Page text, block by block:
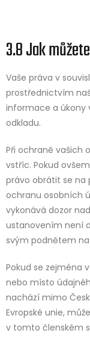
3.8 Jak
Vaše práva v
prostřednictvím
informace a úkony
odkladu.
Při ochraně vašich
vstříc. Pokud
právo obrátit se na
ochranu osobních
vykonává dozor
ustanovením není
svým podnětem
Pokud se zejména
nebo místo
nachází mimo
Evropské unie,
v tomto členském